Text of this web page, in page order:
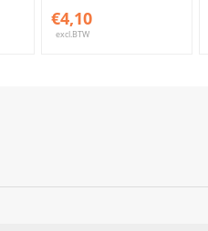
€4,10
excl.BTW